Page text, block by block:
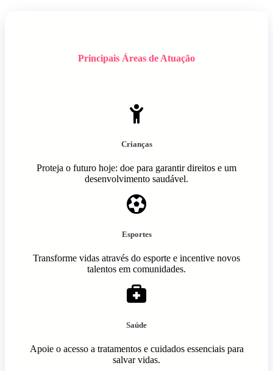
Principais Áreas de Atuação
Crianças
Proteja o futuro hoje: doe para garantir direitos e um
desenvolvimento saudável.
Esportes
Transforme vidas através do esporte e incentive novos
talentos em comunidades.
Saúde
Apoie o acesso a tratamentos e cuidados essenciais para
salvar vidas.